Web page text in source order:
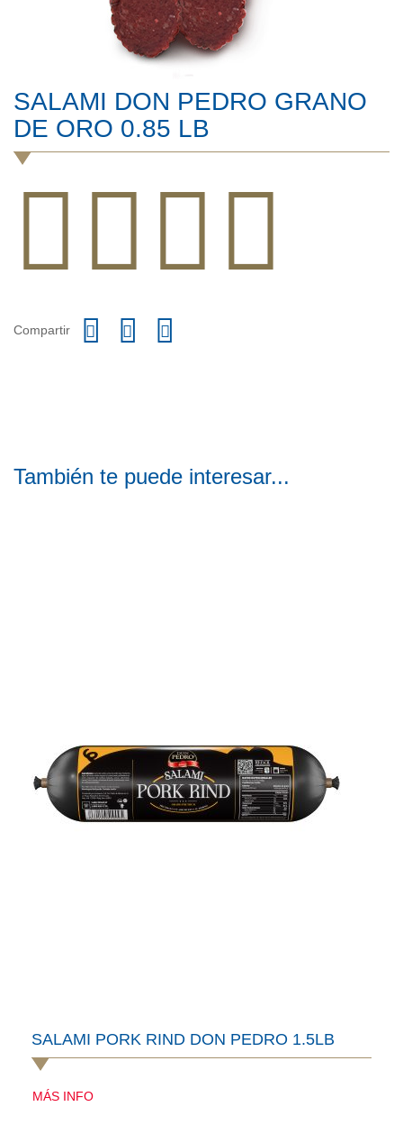
SALAMI DON PEDRO GRANO
DE ORO 0.85 LB
Compartir
También te puede interesar...
SALAMI PORK RIND DON PEDRO 1.5LB
MÁS INFO